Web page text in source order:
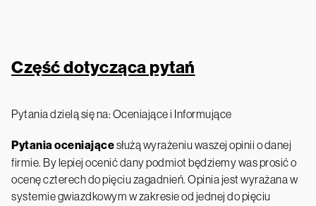
Część dotycząca pytań
Pytania dzielą się na: Oceniające i Informujące
Pytania oceniającesłużą wyrażeniu waszej opinii o danej
firmie. By lepiej ocenić dany podmiot będziemy was prosić o
ocenę czterech do pięciu zagadnień. Opinia jest wyrażana w
systemie gwiazdkowym w zakresie od jednej do pięciu